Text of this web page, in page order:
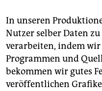
In unseren
Nutzer selber Daten
verarbeiten, indem
Programmen und
bekommen wir gutes
veröffentlichen